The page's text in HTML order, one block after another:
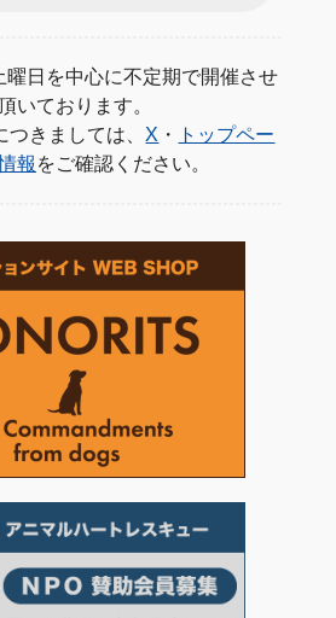
曜日を中心に不定期で開催させ
いております。
きましては、 X ・
トップペー
報 をご確認ください。